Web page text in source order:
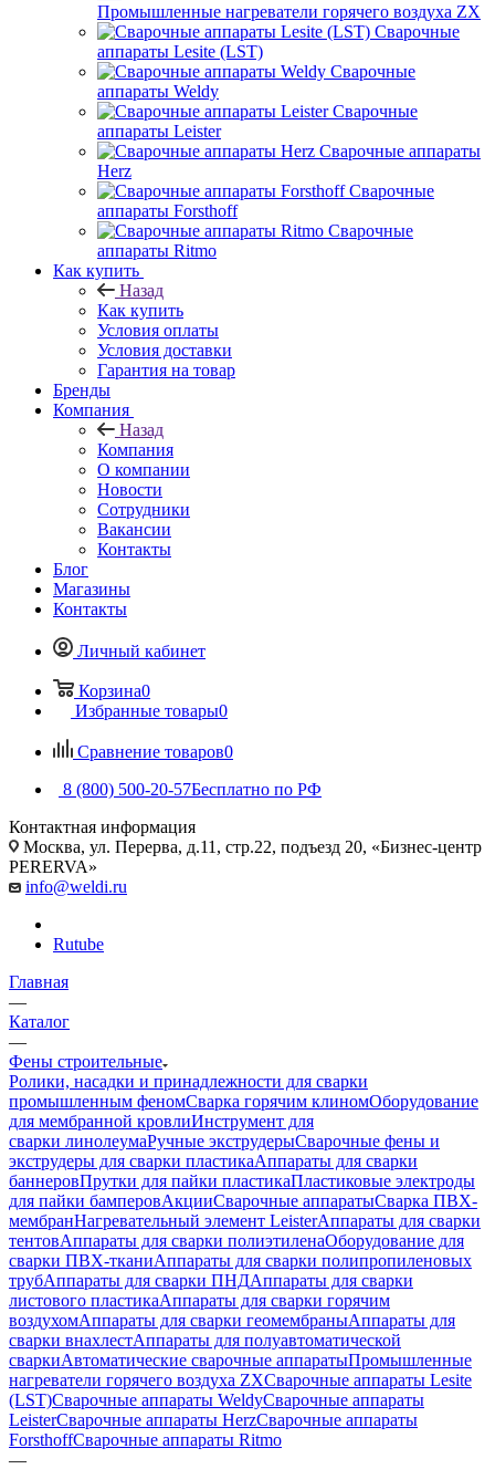
Промышленные нагреватели горячего воздуха ZX
Сварочные
аппараты Lesite (LST)
Сварочные
аппараты Weldy
Сварочные
аппараты Leister
Сварочные аппараты
Herz
Сварочные
аппараты Forsthoff
Сварочные
аппараты Ritmo
Как купить
Назад
Как купить
Условия оплаты
Условия доставки
Гарантия на товар
Бренды
Компания
Назад
Компания
О компании
Новости
Сотрудники
Вакансии
Контакты
Блог
Магазины
Контакты
Личный кабинет
Корзина0
Избранные товары0
Сравнение товаров0
8 (800) 500-20-57Бесплатно по РФ
Контактная информация
Москва, ул. Перерва, д.11, стр.22, подъезд 20, «Бизнес-центр
PERERVA»
info@weldi.ru
Rutube
Главная
—
Каталог
—
Фены строительные
Ролики, насадки и принадлежности для сварки
промышленным феномСварка горячим клиномОборудование
для мембранной кровлиИнструмент для
сварки линолеумаРучные экструдерыСварочные фены и
экструдеры для сварки пластикаАппараты для сварки
баннеровПрутки для пайки пластикаПластиковые электроды
для пайки бамперовАкцииСварочные аппаратыСварка ПВХ-
мембранНагревательный элемент LeisterАппараты для сварки
тентовАппараты для сварки полиэтиленаОборудование для
сварки ПВХ-тканиАппараты для сварки полипропиленовых
трубАппараты для сварки ПНДАппараты для сварки
листового пластикаАппараты для сварки горячим
воздухомАппараты для сварки геомембраныАппараты для
сварки внахлестАппараты для полуавтоматической
сваркиАвтоматические сварочные аппаратыПромышленные
нагреватели горячего воздуха ZXСварочные аппараты Lesite
(LST)Сварочные аппараты WeldyСварочные аппараты
LeisterСварочные аппараты HerzСварочные аппараты
ForsthoffСварочные аппараты Ritmo
—